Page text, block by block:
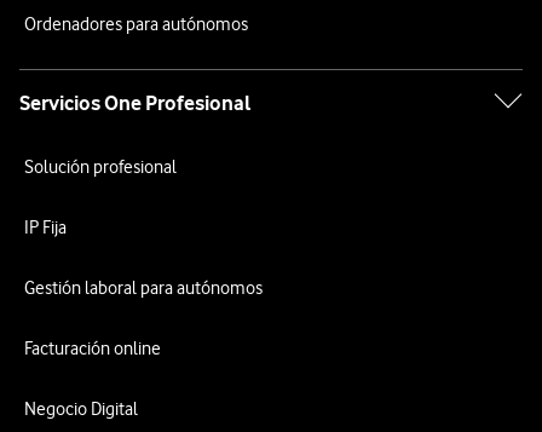
Ordenadores para autónomos
Servicios One Profesional
Solución profesional
IP Fija
Gestión laboral para autónomos
Facturación online
Negocio Digital